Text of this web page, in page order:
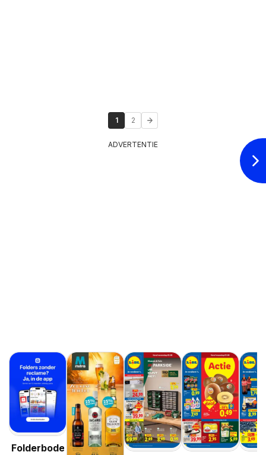
1 2
ADVERTENTIE
Folderbode